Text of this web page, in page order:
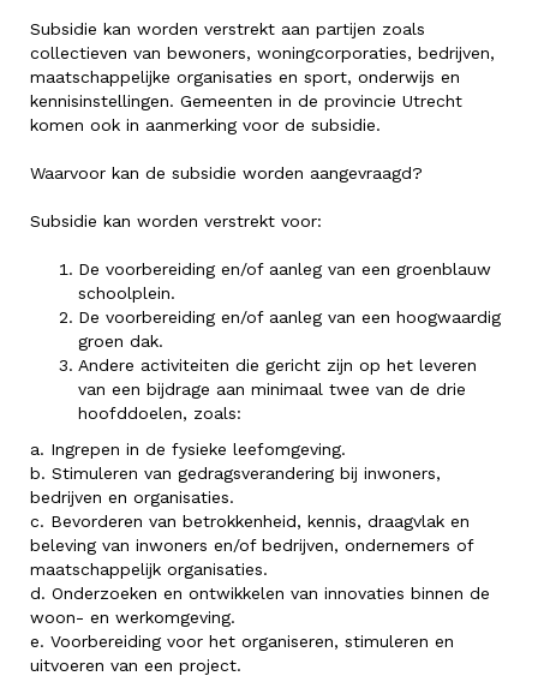
Subsidie kan worden verstrekt aan partijen zoals
collectieven van bewoners, woningcorporaties, bedrijven,
maatschappelijke organisaties en sport, onderwijs en
kennisinstellingen. Gemeenten in de provincie Utrecht
komen ook in aanmerking voor de subsidie.
Waarvoor kan de subsidie worden aangevraagd?
Subsidie kan worden verstrekt voor:
De voorbereiding en/of aanleg van een groenblauw
schoolplein.
De voorbereiding en/of aanleg van een hoogwaardig
groen dak.
Andere activiteiten die gericht zijn op het leveren
van een bijdrage aan minimaal twee van de drie
hoofddoelen, zoals:
a. Ingrepen in de fysieke leefomgeving.
b. Stimuleren van gedragsverandering bij inwoners,
bedrijven en organisaties.
c. Bevorderen van betrokkenheid, kennis, draagvlak en
beleving van inwoners en/of bedrijven, ondernemers of
maatschappelijk organisaties.
d. Onderzoeken en ontwikkelen van innovaties binnen de
woon- en werkomgeving.
e. Voorbereiding voor het organiseren, stimuleren en
uitvoeren van een project.